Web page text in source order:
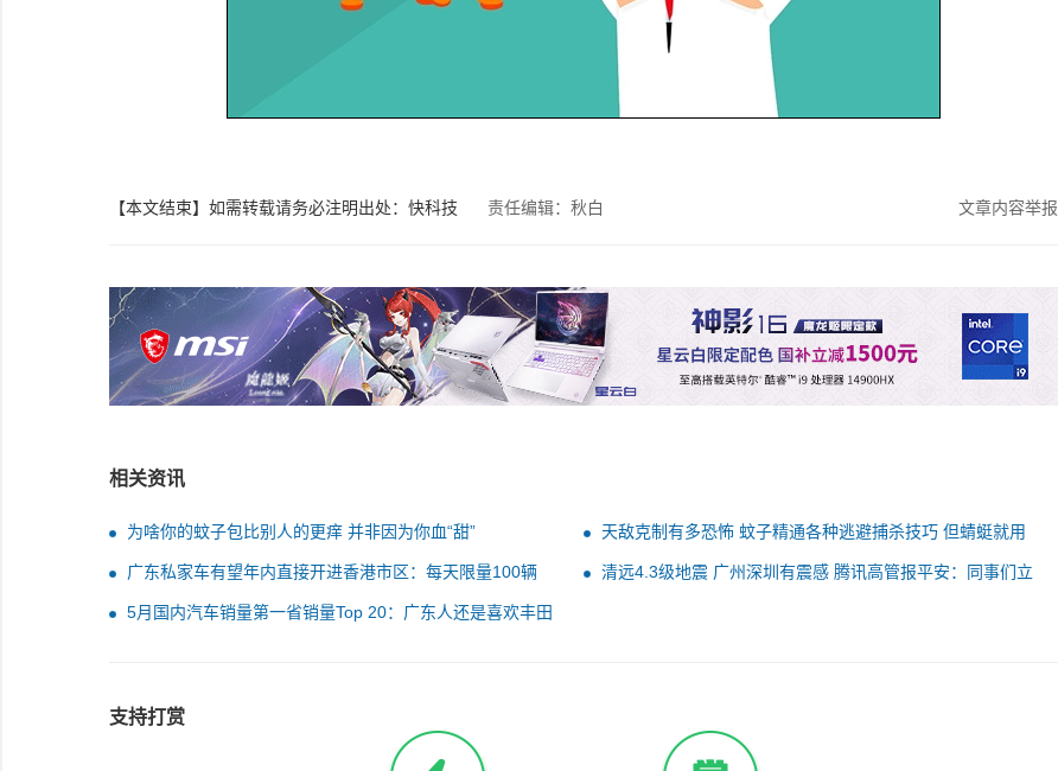
【本文结束】如需转载请务必注明出处：快科技 责任编辑：秋白 文章内容举报
相关资讯
为啥你的蚊子包比别人的更痒 并非因为你血“甜”
天敌克制有多恐怖 蚊子精通各种逃避捕杀技巧 但蜻蜓就用
两招
广东私家车有望年内直接开进香港市区：每天限量100辆
清远4.3级地震 广州深圳有震感 腾讯高管报平安：同事们立
5月国内汽车销量第一省销量Top 20：广东人还是喜欢丰田
支持打赏